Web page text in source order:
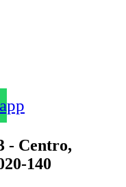
- Centro,
140